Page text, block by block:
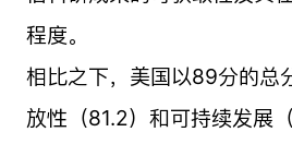
程度。
相比之下，美国以89分的总
放性（81.2）和可持续发展